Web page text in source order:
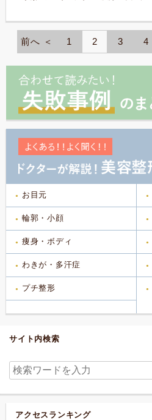
前へ ＜ 1 2 3 4
お目元
輪郭・小顔
痩身・ボディ
わきが・多汗症
プチ整形
サイト内検索
アクセスランキング